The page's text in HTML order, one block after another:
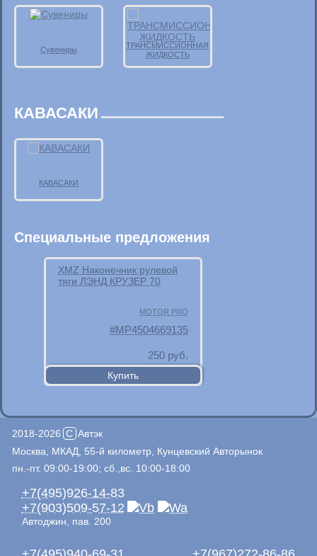
Сувениры
ТРАНСМИССИОННАЯ
ЖИДКОСТЬ
КАВАСАКИ
КАВАСАКИ
Специальные предложения
XMZ Наконечник рулевой
тяги ЛЭНД КРУЗЕР 70
MOTOR PRO
MP4504669135
250 руб.
2018-2026 C Автэк
Москва, МКАД, 55-й километр, Кунцевский Авторынок
пн.-пт. 09:00-19:00; сб.,вс. 10:00-18:00
+7(495)926-14-83
+7(903)509-57-12
Автоджин, пав. 200